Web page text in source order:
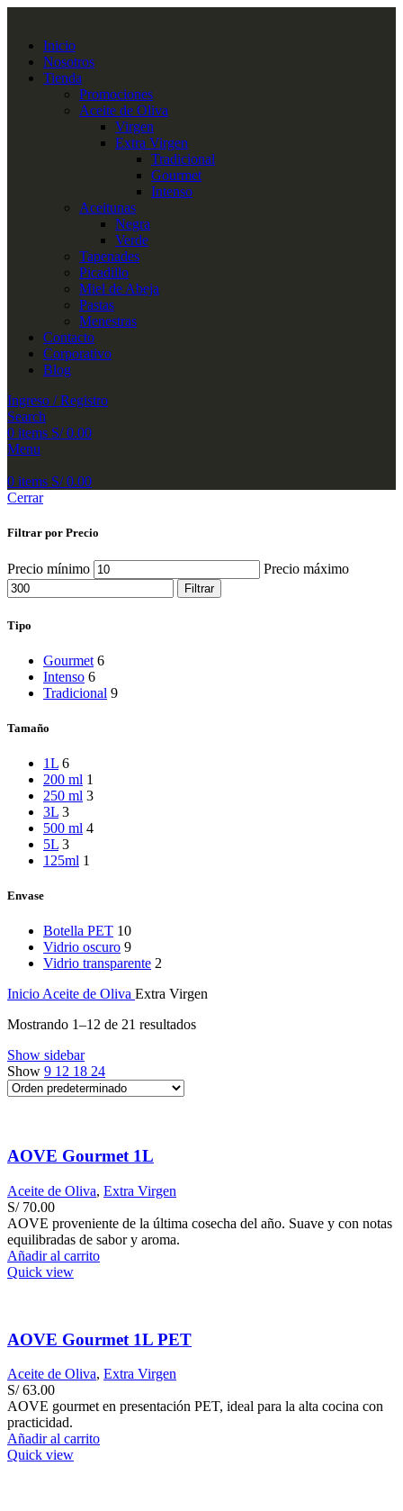
Inicio
Nosotros
Tienda
Promociones
Aceite de Oliva
Virgen
Extra Virgen
Tradicional
Gourmet
Intenso
Aceitunas
Negra
Verde
Tapenades
Picadillo
Miel de Abeja
Pastas
Menestras
Contacto
Corporativo
Blog
Ingreso / Registro
Search
0 items S/0.00
Menu
0 items S/0.00
Cerrar
Filtrar por Precio
Precio mínimo Precio máximo
Filtrar
Tipo
Gourmet 6
Intenso 6
Tradicional 9
Tamaño
1L 6
200 ml 1
250 ml 3
3L 3
500 ml 4
5L 3
125ml 1
Envase
Botella PET 10
Vidrio oscuro 9
Vidrio transparente 2
Inicio Aceite de Oliva Extra Virgen
Mostrando 1–12 de 21 resultados
Show sidebar
Show 9 12 18 24
AOVE Gourmet 1L
Aceite de Oliva, Extra Virgen
S/70.00
AOVE proveniente de la última cosecha del año. Suave y con notas
equilibradas de sabor y aroma.
Añadir al carrito
Quick view
AOVE Gourmet 1L PET
Aceite de Oliva, Extra Virgen
S/63.00
AOVE gourmet en presentación PET, ideal para la alta cocina con
practicidad.
Añadir al carrito
Quick view